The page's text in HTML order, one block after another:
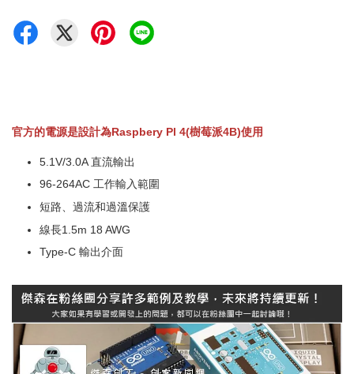
官方的電源是設計為Raspbery Pl 4(樹莓派4B)使用
5.1V/3.0A 直流輸出
96-264AC 工作輸入範圍
短路、過流和過溫保護
線長1.5m 18 AWG
Type-C 輸出介面